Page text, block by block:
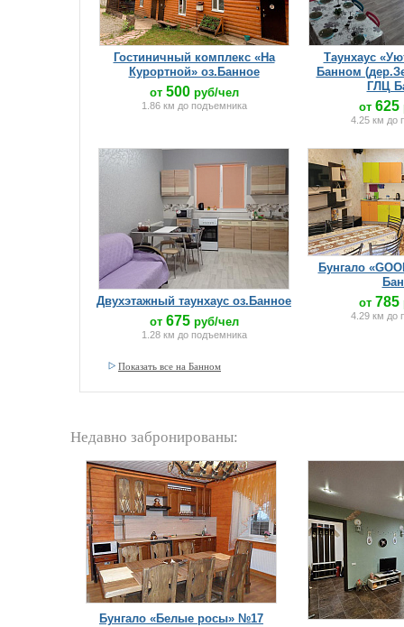
Гостиничный комплекс «На
Курортной» оз.Банное
от 500руб/чел
1.86 км до подъемника
Таунхаус
Банном
ГЛЦ
от 625
4.25 км до
Двухэтажный таунхаус оз.Банное
от 675руб/чел
1.28 км до подъемника
Бунгало
от 785
4.29 км до
Показать все на Банном
Недавно забронированы:
Бунгало «Белые росы» №17